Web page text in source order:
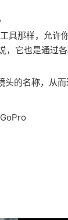
具那样，允许
它也是通过
的名称，从而